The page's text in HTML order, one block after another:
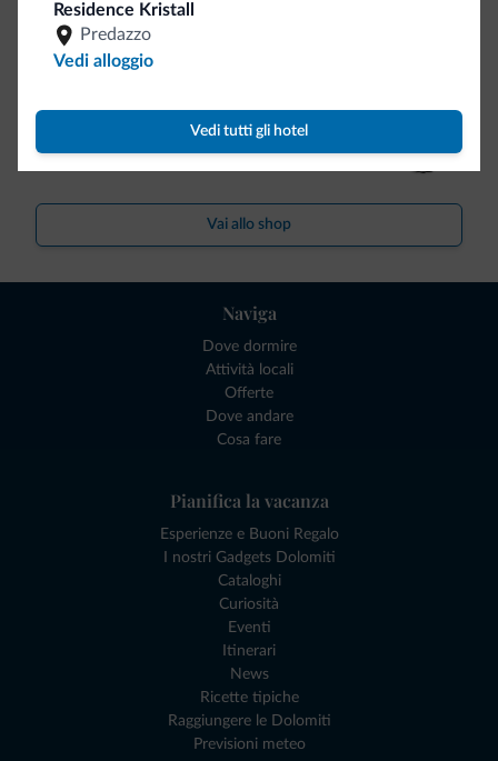
Residence Kristall
Predazzo
Vedi alloggio
Vedi tutti gli hotel
Dolomiti.it!
Vai allo shop
Naviga
Dove dormire
Attività locali
Offerte
Dove andare
Cosa fare
Pianifica la vacanza
Esperienze e Buoni Regalo
I nostri Gadgets Dolomiti
Cataloghi
Curiosità
Eventi
Itinerari
News
Ricette tipiche
Raggiungere le Dolomiti
Previsioni meteo